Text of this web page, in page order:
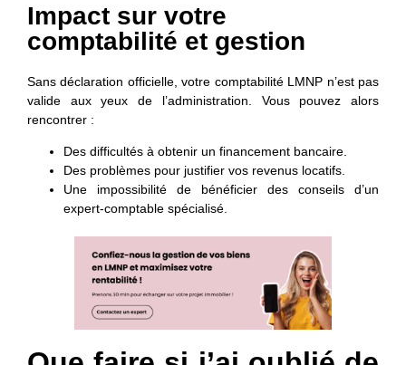
Impact sur votre
comptabilité et gestion
Sans déclaration officielle, votre comptabilité LMNP n’est pas
valide aux yeux de l’administration. Vous pouvez alors
rencontrer :
Des difficultés à obtenir un financement bancaire.
Des problèmes pour justifier vos revenus locatifs.
Une impossibilité de bénéficier des conseils d’un
expert-comptable spécialisé.